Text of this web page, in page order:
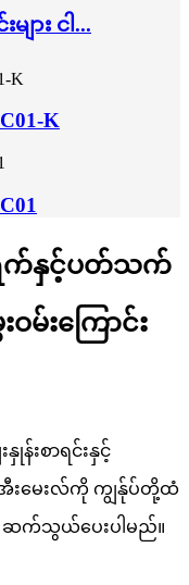
ျား ငါ...
K
က်နှင့်ပတ်သက်
မ်းကြောင်း
းစာရင်းနှင့်
းမေးလ်ကို ကျွန်ုပ်တို့ထံ
ဆက်သွယ်ပေးပါမည်။